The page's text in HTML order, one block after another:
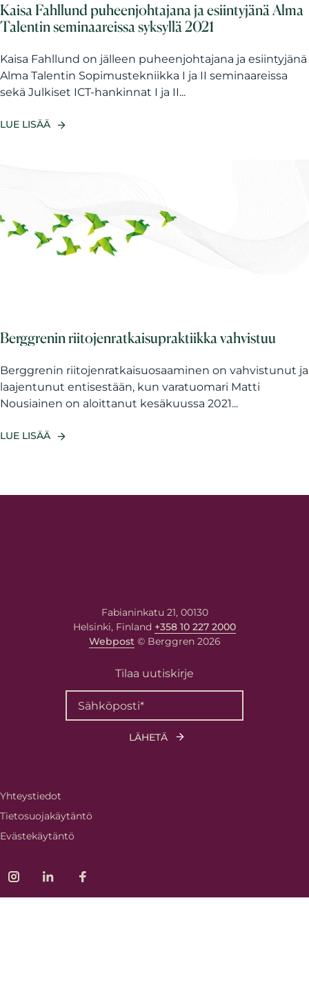
Kaisa Fahllund puheenjohtajana ja esiintyjänä Alma
Talentin seminaareissa syksyllä 2021
Kaisa Fahllund on jälleen puheenjohtajana ja esiintyjänä
Alma Talentin Sopimustekniikka I ja II seminaareissa
sekä Julkiset ICT-hankinnat I ja II...
LUE LISÄÄ
Berggrenin riitojenratkaisupraktiikka vahvistuu
Berggrenin riitojenratkaisuosaaminen on vahvistunut ja
laajentunut entisestään, kun varatuomari Matti
Nousiainen on aloittanut kesäkuussa 2021...
LUE LISÄÄ
Fabianinkatu 21, 00130
Helsinki, Finland +358 10 227 2000
Webpost© Berggren 2026
Tilaa uutiskirje
Yhteystiedot
Tietosuojakäytäntö
Evästekäytäntö